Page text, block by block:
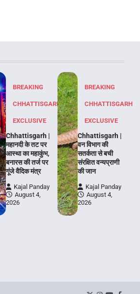
BREAKING
CHHATTISGARH
EXCLUSIVE
Chhattisgarh |
महानदी के तट पर
आस्था का महाकुंभ,
बनारस की तर्ज पर
गूंजे वैदिक मंत्र
Kajal Panday
August 4,
2026
BREAKING
CHHATTISGARH
EXCLUSIVE
Chhattisgarh |
वन विभाग की
सतर्कता से बची
संरक्षित वन्यप्राणी
की जान
Kajal Panday
August 4,
2026